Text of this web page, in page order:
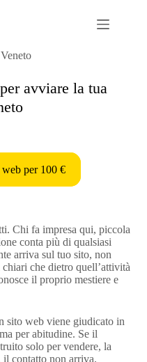
avviare la tua
per 100 €
Chi fa impresa qui, piccola
conta più di qualsiasi
arriva sul tuo sito, non
che dietro quell’attività
il proprio mestiere e
sito web viene giudicato in
per abitudine. Se il
solo per vendere, la
il contatto non arriva.